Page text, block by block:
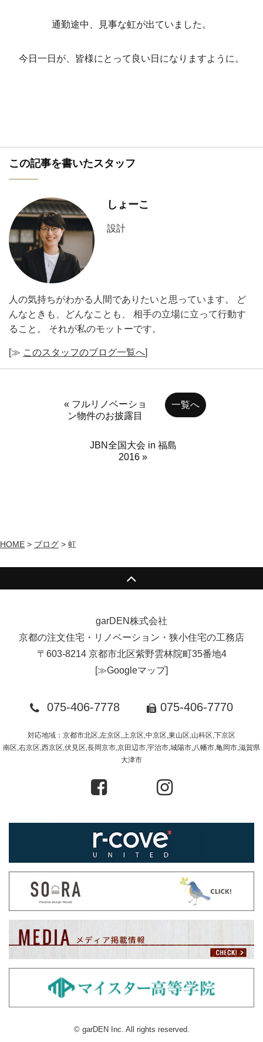
通勤途中、見事な虹が出ていました。
今日一日が、皆様にとって良い日になりますように。
この記事を書いたスタッフ
しょーこ
設計
人の気持ちがわかる人間でありたいと思っています。 ど
んなときも、どんなことも、 相手の立場に立って行動す
ること。 それが私のモットーです。
[≫ このスタッフのブログ一覧へ]
« フルリノベーショ
ン物件のお披露目
一覧へ
JBN全国大会 in 福島
2016 »
HOME > ブログ > 虹
garDEN株式会社
京都の注文住宅・リノベーション・狭小住宅の工務店
〒603-8214 京都市北区紫野雲林院町35番地4
[≫Googleマップ]
075-406-7778 075-406-7770
対応地域：京都市北区,左京区,上京区,中京区,東山区,山科区,下京区
南区,右京区,西京区,伏見区,長岡京市,京田辺市,宇治市,城陽市,八幡市,亀岡市,滋賀県
大津市
© garDEN Inc. All rights reserved.